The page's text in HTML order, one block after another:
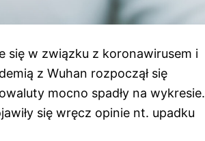
się w związku z koronawirusem i
z Wuhan rozpoczął się
mocno spadły na wykresie.
się wręcz opinie nt. upadku